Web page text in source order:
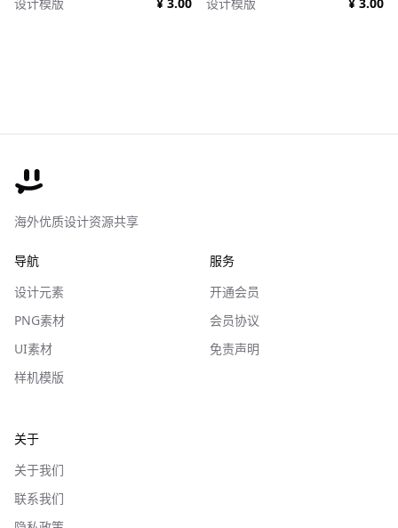
海外优质设计资源共享
导航
设计元素
PNG素材
UI素材
样机模版
服务
开通会员
会员协议
免责声明
关于
关于我们
联系我们